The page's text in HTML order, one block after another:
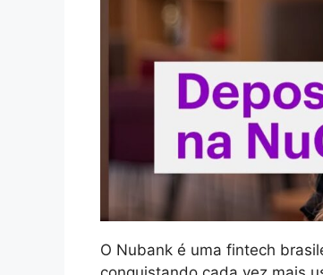
O Nubank é uma fintech